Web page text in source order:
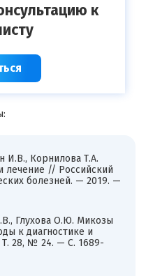
к
И.В., Корнилова Т.А.
лечение // Российский
болезней. — 2019. —
Глухова О.Ю. Микозы
к диагностике и
28, № 24. — С. 1689-